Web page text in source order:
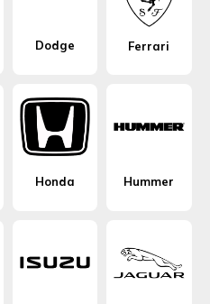
Dodge Ferrari
Honda Hummer